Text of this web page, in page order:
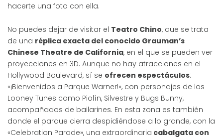
hacerte una foto con ella.
No puedes dejar de visitar el Teatro Chino, que se trata
de una réplica exacta del conocido Grauman’s
Chinese Theatre de California, en el que se pueden ver
proyecciones en 3D. Aunque no hay atracciones en el
Hollywood Boulevard, sí se ofrecen espectáculos:
«¡Bienvenidos a Parque Warner!», con personajes de los
Looney Tunes como Piolín, Silvestre y Bugs Bunny,
acompañados de bailarines. En esta zona es también
donde el parque cierra despidiéndose a lo grande, con la
«Celebration Parade», una extraordinaria cabalgata con